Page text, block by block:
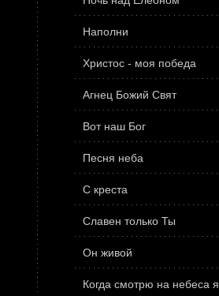
Наполни
Христос - моя победа
Агнец Божий Свят
Вот наш Бог
Песня неба
С креста
Славен только Ты
Он живой
Когда смотрю на небеса я